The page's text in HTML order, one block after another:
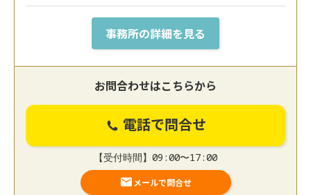
事務所の詳細を見る
お問合わせはこちらから
電話で問合せ
【受付時間】09:00〜17:00
メールで問合せ